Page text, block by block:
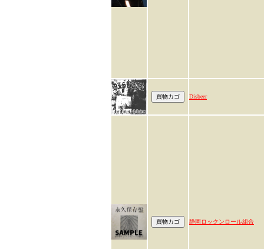
Disbeer
静岡ロックンロール組合